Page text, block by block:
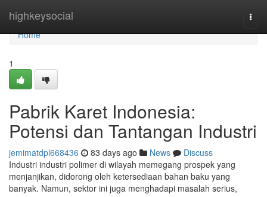
highkeysocial
Home
Home
1
Pabrik Karet Indonesia:
Potensi dan Tantangan Industri
jemimatdpl668436 83 days ago News
Discuss
Industri industri polimer di wilayah memegang prospek yang
menjanjikan, didorong oleh ketersediaan bahan baku yang
banyak. Namun, sektor ini juga menghadapi masalah serius,